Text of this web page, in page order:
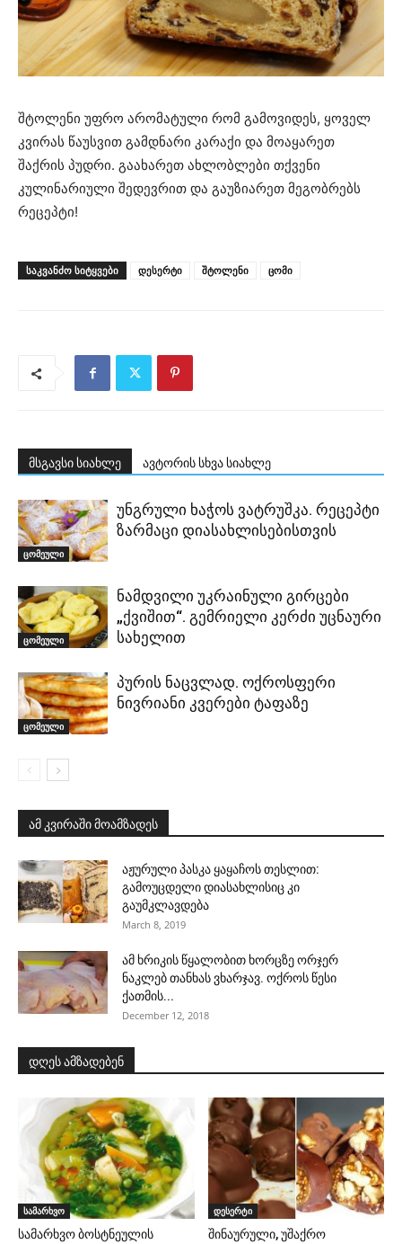
შტოლენი უფრო არომატული რომ გამოვიდეს, ყოველ
კვირას წაუსვით გამდნარი კარაქი და მოაყარეთ
შაქრის პუდრი. გაახარეთ ახლობლები თქვენი
კულინარიული შედევრით და გაუზიარეთ მეგობრებს
რეცეპტი!
ᲡᲐᲙᲕᲐᲜᲫᲝ ᲡᲘᲢᲧᲕᲔᲑᲘ დესერტი შტოლენი ცომი
მსგავსი სიახლე ავტორის სხვა სიახლე
ცომეული
უნგრული ხაჭოს ვატრუშკა. რეცეპტი
ზარმაცი დიასახლისებისთვის
ცომეული
ნამდვილი უკრაინული გირცები
„ქვიშით“. გემრიელი კერძი უცნაური
სახელით
ცომეული
პურის ნაცვლად. ოქროსფერი
ნივრიანი კვერები ტაფაზე
ამ კვირაში მოამზადეს
აჟურული პასკა ყაყაჩოს თესლით:
გამოუცდელი დიასახლისიც კი
გაუმკლავდება
March 8, 2019
ამ ხრიკის წყალობით ხორცზე ორჯერ
ნაკლებ თანხას ვხარჯავ. ოქროს წესი
ქათმის...
December 12, 2018
დღეს ამზადებენ
სამარხვო
სამარხვო ბოსტნეულის
დესერტი
შინაურული, უშაქრო